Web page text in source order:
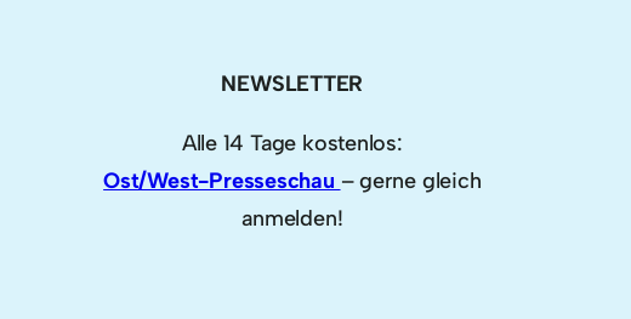
NEWSLETTER
Alle 14 Tage kostenlos:
Ost/West-Presseschau – gerne gleich
anmelden!